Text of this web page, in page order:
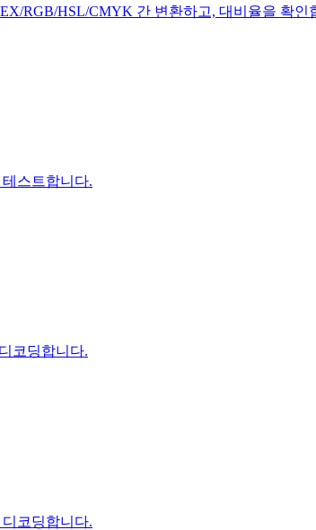
RGB/HSL/CMYK 간 변환하고, 대비율을 확인
스트합니다.
코딩합니다.
코딩합니다.